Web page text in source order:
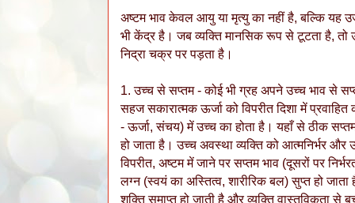
अष्टम भाव केवल आयु या मृत्यु का नहीं है, बल्कि यह
भी केंद्र है। जब व्यक्ति मानसिक रूप से टूटता है,
निद्रा चक्र पर पड़ता है।
1. उच्च से सप्तम - कोई भी ग्रह अपने उच्च भाव से
सहज सकारात्मक ऊर्जा को विपरीत दिशा में प्रवाहित
- ऊर्जा, संचय) में उच्च का होता है। यहाँ से ठीक
हो जाता है। उच्च अवस्था व्यक्ति को आत्मनिर्भर
विपरीत, अष्टम में जाने पर सप्तम भाव (दूसरों पर
लग्न (स्वयं का अस्तित्व, शारीरिक बल) सुप्त हो
शक्ति समाप्त हो जाती है और व्यक्ति वास्तविकता से